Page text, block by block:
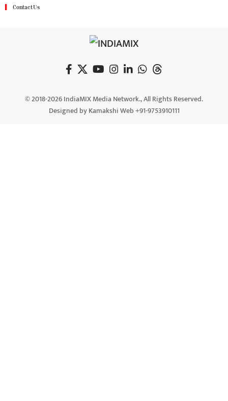
Contact Us
© 2018-2026 IndiaMIX Media Network., All Rights Reserved.
Designed by Kamakshi Web +91-9753910111